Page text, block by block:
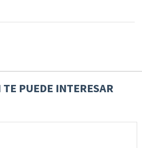
PUEDE INTERESAR